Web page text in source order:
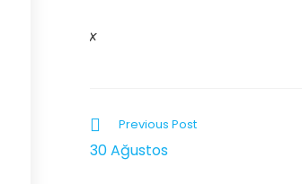
X
Previous Post
30 Ağustos